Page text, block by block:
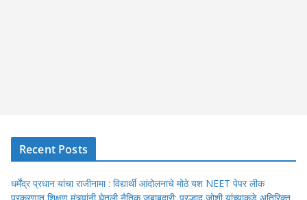
Recent Posts
धर्मेंद्र प्रधान यांचा राजीनामा : विद्यार्थी आंदोलनाचे मोठे यश NEET पेपर लीक